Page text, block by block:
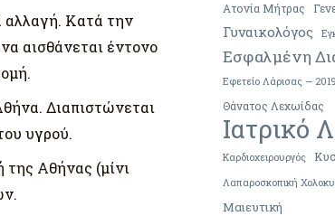
αλλαγή. Κατά την
αισθάνεται έντονο
Διαπιστώνεται
υγρού.
της Αθήνας (μίνι
Ατονία Μήτρας
Γυναικολόγος
Εσφαλμένη
Εφετείο Λάρισας — 2019
Θάνατος Λεχωίδας
Ιατρικό
Καρδιοχειρουργός
Λαπαροσκοπική
Μαιευτική